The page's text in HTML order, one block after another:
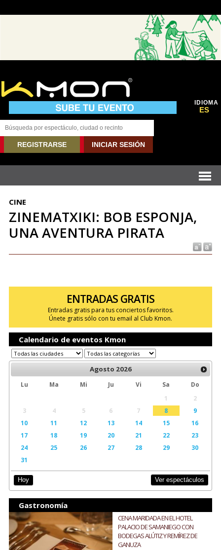
IDIOMA
ES
REGISTRARSE INICIAR SESIÓN
CINE
ZINEMATXIKI: BOB ESPONJA,
UNA AVENTURA PIRATA
ENTRADAS GRATIS
Entradas gratis para tus conciertos favoritos.
Únete gratis sólo con tu email al Club Kmon.
Calendario de eventos Kmon
Agosto 2026
Lu Ma Mi Ju Vi Sa
Do
1
2
3
4 5 6 7 8
9
10
11 12 13 14 15
16
17
18 19 20 21 22
23
24
25 26 27 28 29
30
31
Hoy Ver espectáculos
Gastronomía
CENA MARIDADA EN EL HOTEL
PALACIO DE SAMANIEGO CON
BODEGAS ALÚTIZ Y REMÍREZ DE
GANUZA